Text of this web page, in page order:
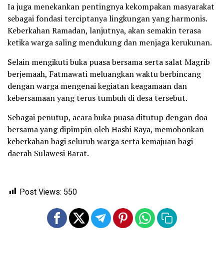
Ia juga menekankan pentingnya kekompakan masyarakat
sebagai fondasi terciptanya lingkungan yang harmonis.
Keberkahan Ramadan, lanjutnya, akan semakin terasa
ketika warga saling mendukung dan menjaga kerukunan.
Selain mengikuti buka puasa bersama serta salat Magrib
berjemaah, Fatmawati meluangkan waktu berbincang
dengan warga mengenai kegiatan keagamaan dan
kebersamaan yang terus tumbuh di desa tersebut.
Sebagai penutup, acara buka puasa ditutup dengan doa
bersama yang dipimpin oleh Hasbi Raya, memohonkan
keberkahan bagi seluruh warga serta kemajuan bagi
daerah Sulawesi Barat.
Post Views: 550